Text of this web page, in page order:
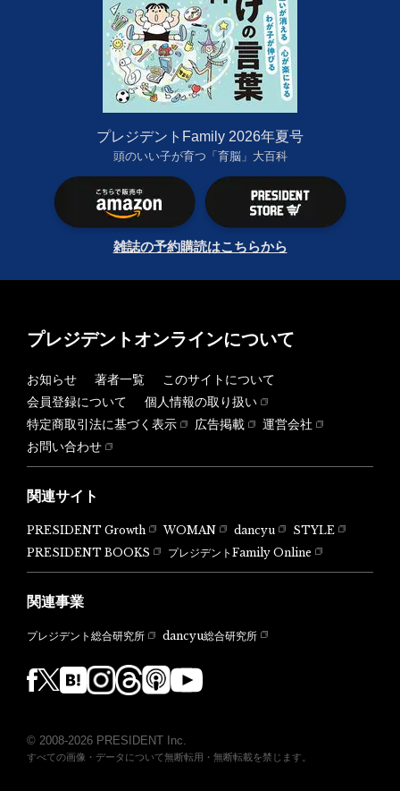
プレジデントFamily 2026年夏号
頭のいい子が育つ「育脳」大百科
雑誌の予約購読はこちらから
プレジデントオンラインについて
お知らせ 著者一覧
このサイトについて
会員登録について
個人情報の取り扱い
特定商取引法に基づく表示
広告掲載
運営会社
お問い合わせ
関連サイト
PRESIDENT Growth WOMAN dancyu
STYLE
PRESIDENT BOOKS
プレジデントFamily Online
関連事業
プレジデント総合研究所 dancyu総合研究所
© 2008-2026 PRESIDENT Inc.
すべての画像・データについて無断転用・無断転載を禁じます。